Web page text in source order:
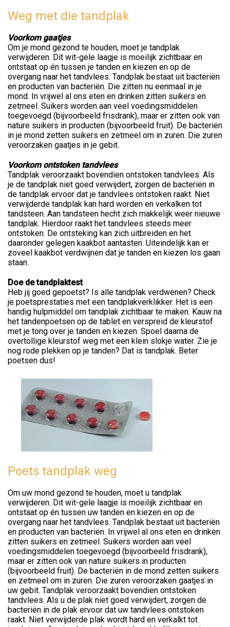
Weg met die tandplak
Voorkom gaatjes
Om je mond gezond te houden, moet je tandplak
verwijderen. Dit wit-gele laagje is moeilijk zichtbaar en
ontstaat op én tussen je tanden en kiezen en op de
overgang naar het tandvlees. Tandplak bestaat uit bacteriën
en producten van bacteriën. Die zitten nu eenmaal in je
mond. In vrijwel al ons eten en drinken zitten suikers en
zetmeel. Suikers worden aan veel voedingsmiddelen
toegevoegd (bijvoorbeeld frisdrank), maar er zitten ook van
nature suikers in producten (bijvoorbeeld fruit). De bacteriën
in je mond zetten suikers en zetmeel om in zuren. Die zuren
veroorzaken gaatjes in je gebit.
Voorkom ontstoken tandvlees
Tandplak veroorzaakt bovendien ontstoken tandvlees. Als
je de tandplak niet goed verwijdert, zorgen de bacteriën in
de tandplak ervoor dat je tandvlees ontstoken raakt. Niet
verwijderde tandplak kan hard worden en verkalken tot
tandsteen. Aan tandsteen hecht zich makkelijk weer nieuwe
tandplak. Hierdoor raakt het tandvlees steeds meer
ontstoken. De ontsteking kan zich uitbreiden en het
daaronder gelegen kaakbot aantasten. Uiteindelijk kan er
zoveel kaakbot verdwijnen dat je tanden en kiezen los gaan
staan.
Doe de tandplaktest
Heb jij goed gepoetst? Is alle tandplak verdwenen? Check
je poetsprestaties met een tandplakverklikker. Het is een
handig hulpmiddel om tandplak zichtbaar te maken. Kauw na
het tandenpoetsen op de tablet en verspreid de kleurstof
met je tong over je tanden en kiezen. Spoel daarna de
overtollige kleurstof weg met een klein slokje water. Zie je
nog rode plekken op je tanden? Dat is tandplak. Beter
poetsen dus!
Poets tandplak weg
Om uw mond gezond te houden, moet u tandplak
verwijderen. Dit wit-gele laagje is moeilijk zichtbaar en
ontstaat op én tussen uw tanden en kiezen en op de
overgang naar het tandvlees. Tandplak bestaat uit bacteriën
en producten van bacteriën. In vrijwel al ons eten en drinken
zitten suikers en zetmeel. Suikers worden aan veel
voedingsmiddelen toegevoegd (bijvoorbeeld frisdrank),
maar er zitten ook van nature suikers in producten
(bijvoorbeeld fruit). De bacteriën in de mond zetten suikers
en zetmeel om in zuren. Die zuren veroorzaken gaatjes in
uw gebit. Tandplak veroorzaakt bovendien ontstoken
tandvlees. Als u de plak niet goed verwijdert, zorgen de
bacteriën in de plak ervoor dat uw tandvlees ontstoken
raakt. Niet verwijderde plak wordt hard en verkalkt tot